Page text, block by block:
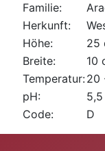
Familie:
Herkunft:
Höhe:
25
Breite:
10
Temperatur:20
pH:
Code:
D